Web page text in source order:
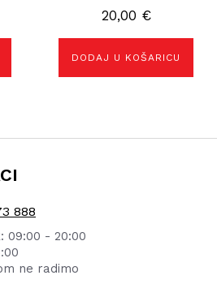
20,00 €
DODAJ U KOŠARICU
888
09:00 - 20:00
ne radimo